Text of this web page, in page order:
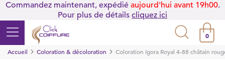
Commandez maintenant, expédié aujourd'hui avant 19h00.
Pour plus de détails cliquez ici
0
Accueil
Coloration & décoloration Coloration Igora Royal 4-88 châtain